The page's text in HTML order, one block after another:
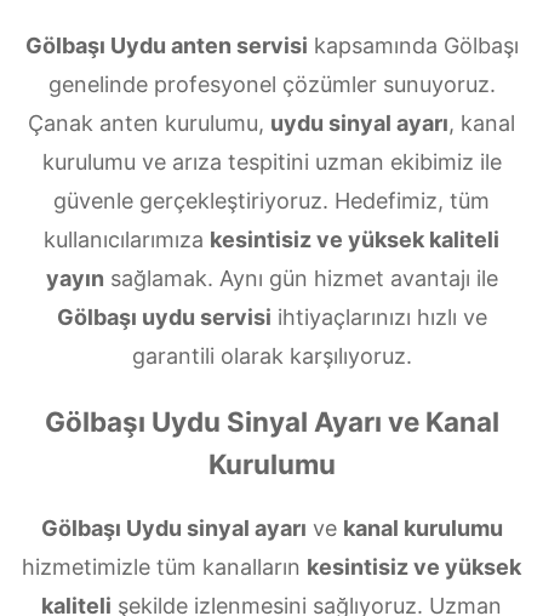
Gölbaşı Uydu anten servisi kapsamında Gölbaşı
genelinde profesyonel çözümler sunuyoruz.
Çanak anten kurulumu, uydu sinyal ayarı, kanal
kurulumu ve arıza tespitini uzman ekibimiz ile
güvenle gerçekleştiriyoruz. Hedefimiz, tüm
kullanıcılarımıza kesintisiz ve yüksek kaliteli
yayın sağlamak. Aynı gün hizmet avantajı ile
Gölbaşı uydu servisi ihtiyaçlarınızı hızlı ve
garantili olarak karşılıyoruz.
Gölbaşı Uydu Sinyal Ayarı ve Kanal
Kurulumu
Gölbaşı Uydu sinyal ayarı ve kanal kurulumu
hizmetimizle tüm kanalların kesintisiz ve yüksek
kaliteli şekilde izlenmesini sağlıyoruz. Uzman